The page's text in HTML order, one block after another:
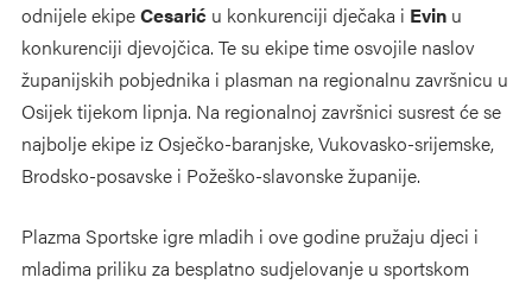
odnijele ekipeCesarić u konkurenciji dječaka i Evin u
konkurenciji djevojčica. Te su ekipe time osvojile naslov
županijskih pobjednika i plasman na regionalnu završnicu u
Osijek tijekom lipnja. Na regionalnoj završnici susrest će se
najbolje ekipe iz Osječko-baranjske, Vukovasko-srijemske,
Brodsko-posavske i Požeško-slavonske županije.
Plazma Sportske igre mladih i ove godine pružaju djeci i
mladima priliku za besplatno sudjelovanje u sportskom